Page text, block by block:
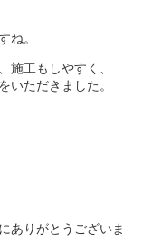
ね。
施工もしやすく、
いただきました。
ありがとうございま